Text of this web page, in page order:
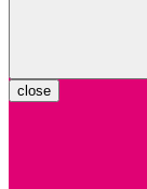
close